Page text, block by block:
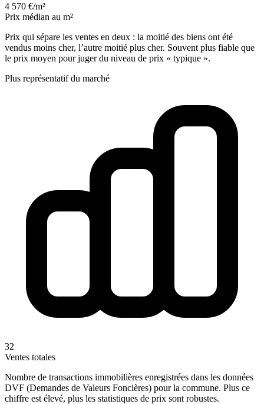
4 570 €/m²
Prix médian au m²
Prix qui sépare les ventes en deux : la moitié des biens ont été
vendus moins cher, l’autre moitié plus cher. Souvent plus fiable que
le prix moyen pour juger du niveau de prix « typique ».
Plus représentatif du marché
32
Ventes totales
Nombre de transactions immobilières enregistrées dans les données
DVF (Demandes de Valeurs Foncières) pour la commune. Plus ce
chiffre est élevé, plus les statistiques de prix sont robustes.